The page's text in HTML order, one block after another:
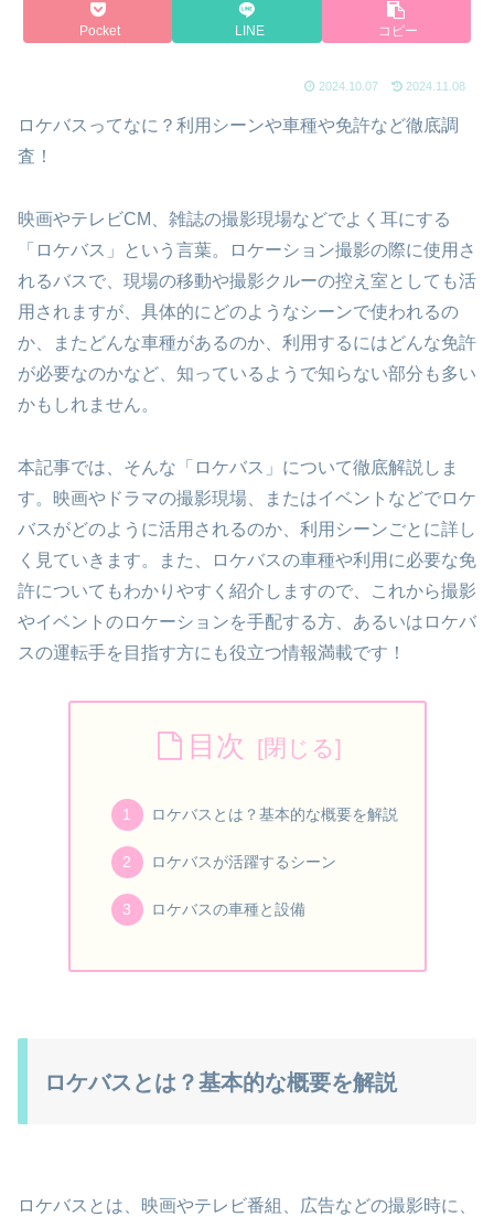
Pocket LINE コピー
2024.10.07 2024.11.08
ロケバスってなに？利用シーンや車種や免許など徹底調
査！
映画やテレビCM、雑誌の撮影現場などでよく耳にする
「ロケバス」という言葉。ロケーション撮影の際に使用さ
れるバスで、現場の移動や撮影クルーの控え室としても活
用されますが、具体的にどのようなシーンで使われるの
か、またどんな車種があるのか、利用するにはどんな免許
が必要なのかなど、知っているようで知らない部分も多い
かもしれません。
本記事では、そんな「ロケバス」について徹底解説しま
す。映画やドラマの撮影現場、またはイベントなどでロケ
バスがどのように活用されるのか、利用シーンごとに詳し
く見ていきます。また、ロケバスの車種や利用に必要な免
許についてもわかりやすく紹介しますので、これから撮影
やイベントのロケーションを手配する方、あるいはロケバ
スの運転手を目指す方にも役立つ情報満載です！
目次
ロケバスとは？基本的な概要を解説
ロケバスが活躍するシーン
ロケバスの車種と設備
ロケバスとは？基本的な概要を解説
ロケバスとは、映画やテレビ番組、広告などの撮影時に、